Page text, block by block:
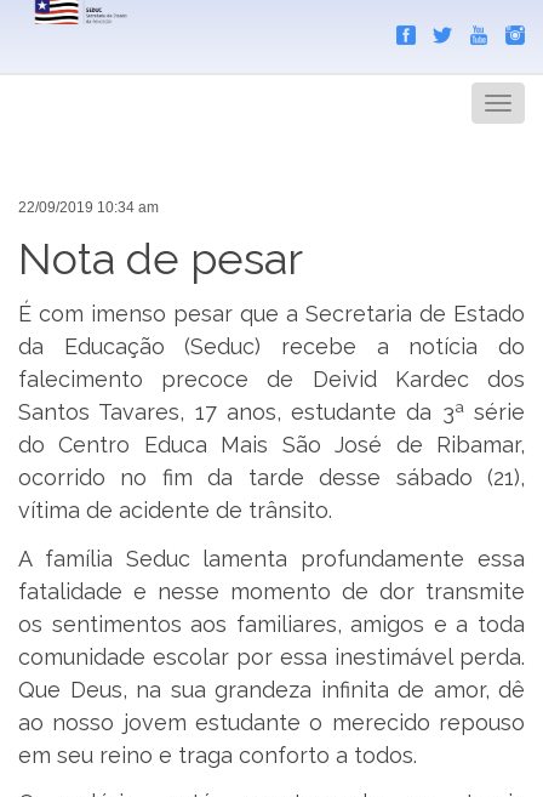
Menu
22/09/2019 10:34 am
Nota de pesar
É com imenso pesar que a Secretaria de Estado
da Educação (Seduc) recebe a notícia do
falecimento precoce de Deivid Kardec dos
Santos Tavares, 17 anos, estudante da 3ª série
do Centro Educa Mais São José de Ribamar,
ocorrido no fim da tarde desse sábado (21),
vítima de acidente de trânsito.
A família Seduc lamenta profundamente essa
fatalidade e nesse momento de dor transmite
os sentimentos aos familiares, amigos e a toda
comunidade escolar por essa inestimável perda.
Que Deus, na sua grandeza infinita de amor, dê
ao nosso jovem estudante o merecido repouso
em seu reino e traga conforto a todos.